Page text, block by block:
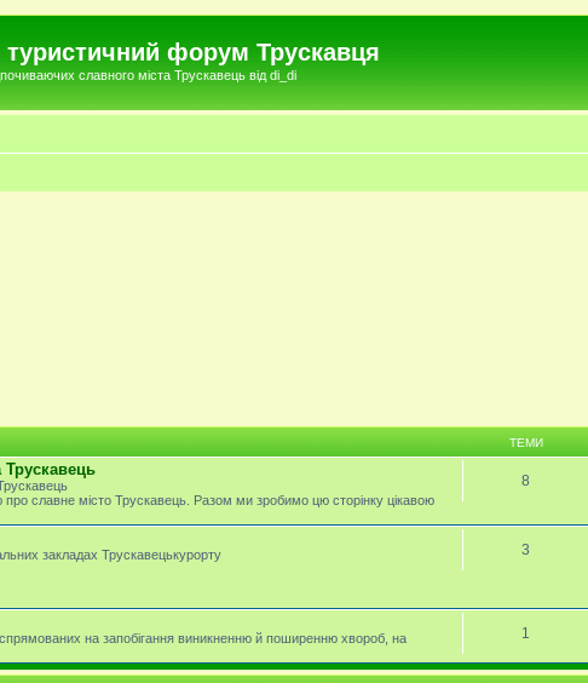
форум Трускавця
славного міста Трускавець від di_di
ТЕМИ
Трускавець
славне місто Трускавець. Разом ми зробимо цю сторінку цікавою
8
закладах Трускавецькурорту
3
на запобігання виникненню й поширенню хвороб, на
1